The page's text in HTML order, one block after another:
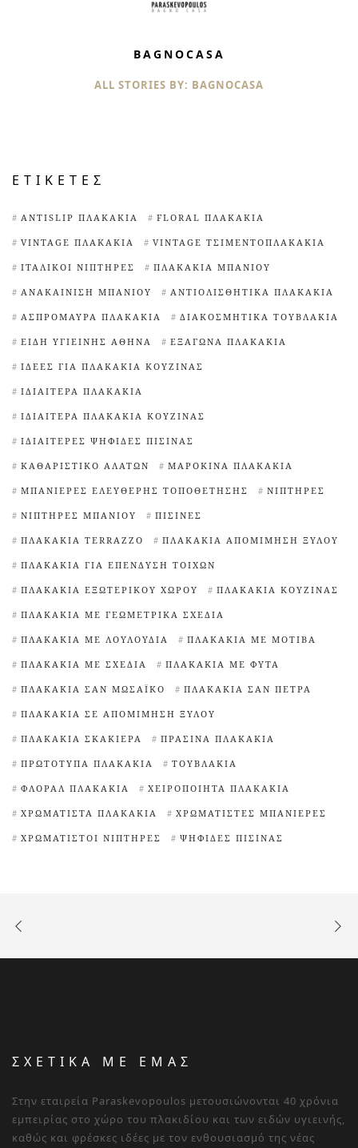
BAGNOCASA
ALL STORIES BY: BAGNOCASA
ΕΤΙΚΈΤΕΣ
ANTISLIP ΠΛΑΚΆΚΙΑ FLORAL ΠΛΑΚΆΚΙΑ
VINTAGE ΠΛΑΚΆΚΙΑ VINTAGE ΤΣΙΜΕΝΤΟΠΛΑΚΆΚΙΑ
ΙΤΑΛΙΚΟΊ ΝΙΠΤΉΡΕΣ ΠΛΑΚΆΚΙΑ ΜΠΆΝΙΟΥ
ΑΝΑΚΑΊΝΙΣΗ ΜΠΆΝΙΟΥ ΑΝΤΙΟΛΙΣΘΗΤΙΚΆ ΠΛΑΚΆΚΙΑ
ΑΣΠΡΌΜΑΥΡΑ ΠΛΑΚΆΚΙΑ ΔΙΑΚΟΣΜΗΤΙΚΆ ΤΟΥΒΛΆΚΙΑ
ΕΊΔΗ ΥΓΙΕΙΝΉΣ ΑΘΉΝΑ ΕΞΆΓΩΝΑ ΠΛΑΚΆΚΙΑ
ΙΔΈΕΣ ΓΙΑ ΠΛΑΚΆΚΙΑ ΚΟΥΖΊΝΑΣ
ΙΔΙΑΊΤΕΡΑ ΠΛΑΚΆΚΙΑ
ΙΔΙΑΊΤΕΡΑ ΠΛΑΚΆΚΙΑ ΚΟΥΖΊΝΑΣ
ΙΔΙΑΊΤΕΡΕΣ ΨΗΦΊΔΕΣ ΠΙΣΊΝΑΣ
ΚΑΘΑΡΙΣΤΙΚΌ ΑΛΆΤΩΝ ΜΑΡΟΚΙΝΆ ΠΛΑΚΆΚΙΑ
ΜΠΑΝΙΈΡΕΣ ΕΛΕΎΘΕΡΗΣ ΤΟΠΟΘΈΤΗΣΗΣ ΝΙΠΤΉΡΕΣ
ΝΙΠΤΉΡΕΣ ΜΠΆΝΙΟΥ ΠΙΣΊΝΕΣ
ΠΛΑΚΆΚΙΑ TERRAZZO ΠΛΑΚΆΚΙΑ ΑΠΟΜΊΜΗΣΗ ΞΎΛΟΥ
ΠΛΑΚΆΚΙΑ ΓΙΑ ΕΠΈΝΔΥΣΗ ΤΟΊΧΩΝ
ΠΛΑΚΆΚΙΑ ΕΞΩΤΕΡΙΚΟΎ ΧΏΡΟΥ ΠΛΑΚΆΚΙΑ ΚΟΥΖΊΝΑΣ
ΠΛΑΚΆΚΙΑ ΜΕ ΓΕΩΜΕΤΡΙΚΆ ΣΧΈΔΙΑ
ΠΛΑΚΆΚΙΑ ΜΕ ΛΟΥΛΟΎΔΙΑ ΠΛΑΚΆΚΙΑ ΜΕ ΜΟΤΊΒΑ
ΠΛΑΚΆΚΙΑ ΜΕ ΣΧΈΔΙΑ ΠΛΑΚΆΚΙΑ ΜΕ ΦΥΤΆ
ΠΛΑΚΆΚΙΑ ΣΑΝ ΜΩΣΑΪΚΌ ΠΛΑΚΆΚΙΑ ΣΑΝ ΠΈΤΡΑ
ΠΛΑΚΆΚΙΑ ΣΕ ΑΠΟΜΊΜΗΣΗ ΞΎΛΟΥ
ΠΛΑΚΆΚΙΑ ΣΚΑΚΙΈΡΑ ΠΡΆΣΙΝΑ ΠΛΑΚΆΚΙΑ
ΠΡΩΤΌΤΥΠΑ ΠΛΑΚΆΚΙΑ ΤΟΥΒΛΆΚΙΑ
ΦΛΟΡΆΛ ΠΛΑΚΆΚΙΑ ΧΕΙΡΟΠΟΊΗΤΑ ΠΛΑΚΆΚΙΑ
ΧΡΩΜΑΤΙΣΤΆ ΠΛΑΚΆΚΙΑ ΧΡΩΜΑΤΙΣΤΈΣ ΜΠΑΝΙΈΡΕΣ
ΧΡΩΜΑΤΙΣΤΟΊ ΝΙΠΤΉΡΕΣ ΨΗΦΊΔΕΣ ΠΙΣΊΝΑΣ
ΣΧΕΤΙΚΑ ΜΕ ΕΜΑΣ
Στην εταιρεία Paraskevopoulos μετουσιώνονται 40 χρόνια
εμπειρίας στο χώρο του πλακιδίου και των ειδών υγιεινής,
καθώς και φρέσκες ιδέες με τον ενθουσιασμό της νέας